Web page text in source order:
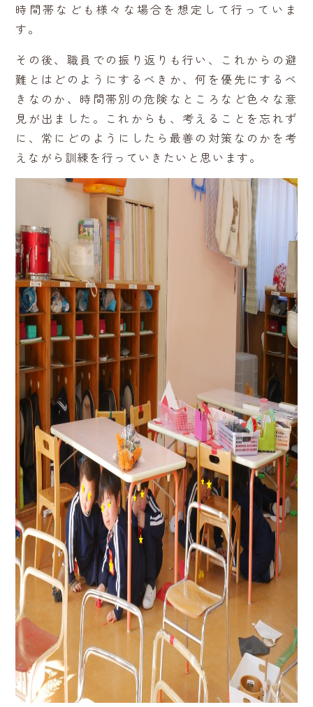
時間帯なども様々な場合を想定して行っていま
す。
その後、職員での振り返りも行い、これからの避
難とはどのようにするべきか、何を優先にするべ
きなのか、時間帯別の危険なところなど色々な意
見が出ました。これからも、考えることを忘れず
に、常にどのようにしたら最善の対策なのかを考
えながら訓練を行っていきたいと思います。